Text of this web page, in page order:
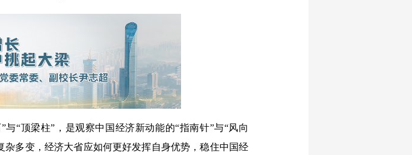
顶梁柱”，是观察中国经济新动能的“指南针”与“风向
多变，经济大省应如何更好发挥自身优势，稳住中国经